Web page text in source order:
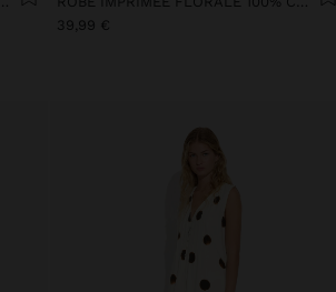
39,99 €